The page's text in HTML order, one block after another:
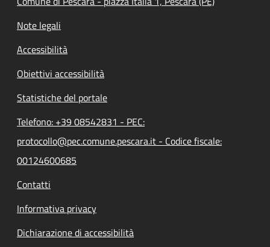
Note legali
Accessibilità
Obiettivi accessibilità
Statistiche del portale
Telefono: +39 08542831 - PEC:
protocollo@pec.comune.pescara.it - Codice fiscale:
00124600685
Contatti
Informativa privacy
Dichiarazione di accessibilità